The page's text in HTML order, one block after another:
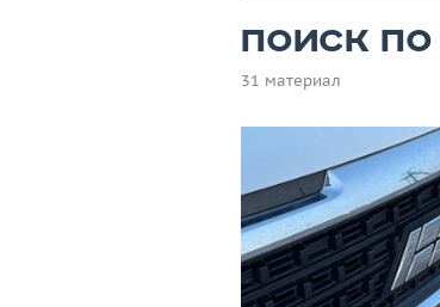
Поиск по
31 материал